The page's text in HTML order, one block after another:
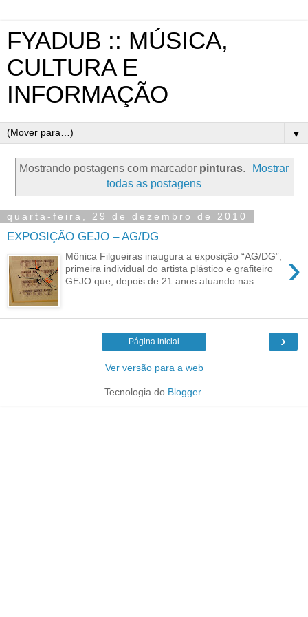
FYADUB :: MÚSICA,
CULTURA E
INFORMAÇÃO
▼
Mostrando postagens com marcador pinturas.
Mostrar
todas as postagens
quarta-feira, 29 de dezembro de 2010
EXPOSIÇÃO GEJO – AG/DG
›
Mônica Filgueiras inaugura a exposição “AG/DG”,
primeira individual do artista plástico e grafiteiro
GEJO que, depois de 21 anos atuando nas...
›
Página inicial
Ver versão para a web
Tecnologia do Blogger.